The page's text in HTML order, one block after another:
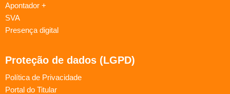
Apontador +
SVA
Presença digital
Proteção de dados (LGPD)
Política de Privacidade
Portal do Titular